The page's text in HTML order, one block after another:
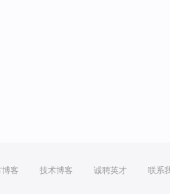
博客 技术博客 诚聘英才 联系